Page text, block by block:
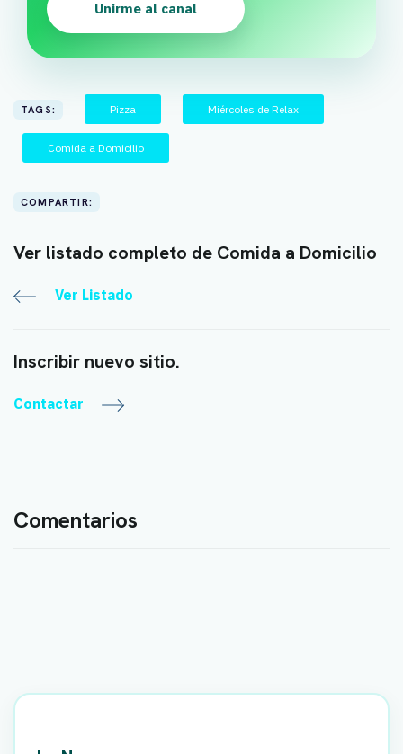
Unirme al canal
TAGS: Pizza Miércoles de Relax
Comida a Domicilio
COMPARTIR:
Ver listado completo de Comida a Domicilio
Ver Listado
Inscribir nuevo sitio.
Contactar
Comentarios